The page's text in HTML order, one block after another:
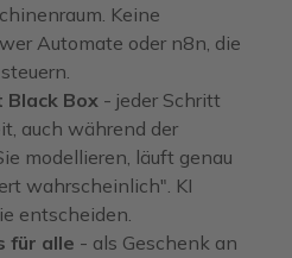
Keine
Automate oder n8n, die
Box - jeder Schritt
auch während der
modellieren, läuft genau
wahrscheinlich". KI
entscheiden.
für alle - als Geschenk an